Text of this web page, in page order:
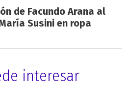
de Facundo Arana al
Susini en ropa
interesar